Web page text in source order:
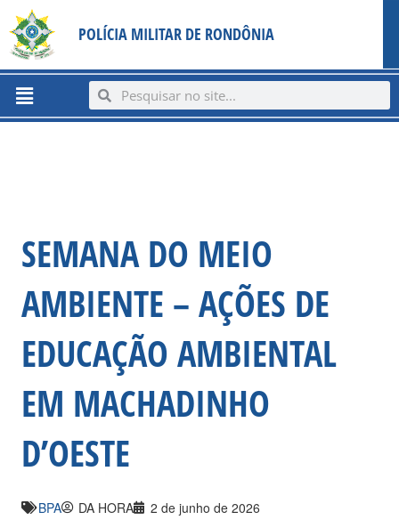
content
para
conteúdo
POLÍCIA MILITAR DE RONDÔNIA
Menu SearchSearch
SEMANA DO MEIO
AMBIENTE – AÇÕES DE
EDUCAÇÃO AMBIENTAL
EM MACHADINHO
D’OESTE
BPA DA HORA 2 de junho de 2026